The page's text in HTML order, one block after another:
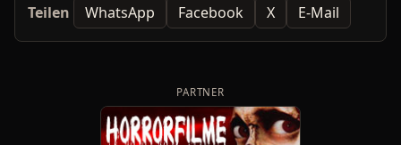
Teilen WhatsApp Facebook X E-Mail
PARTNER